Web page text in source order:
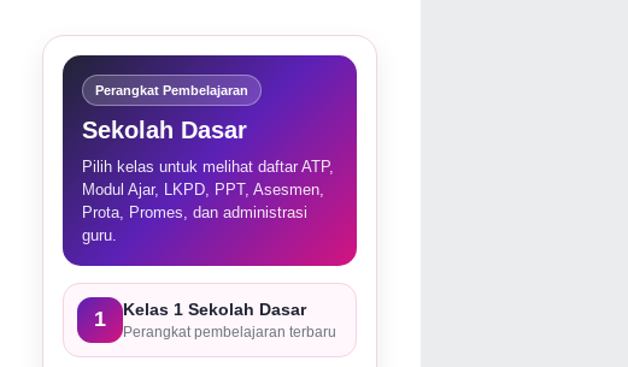
Perangkat Pembelajaran
Sekolah Dasar
Pilih kelas untuk melihat daftar ATP,
Modul Ajar, LKPD, PPT, Asesmen,
Prota, Promes, dan administrasi
guru.
1 Kelas 1 Sekolah Dasar
Perangkat pembelajaran terbaru